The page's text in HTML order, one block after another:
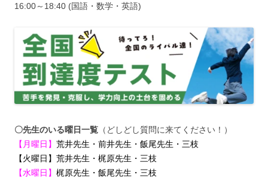
16:00～18:40 (国語・数学・英語)
〇先生のいる曜日一覧 （どしどし質問に来てください！）
【月曜日】 荒井先生・前井先生・飯尾先生・三枝
【火曜日】荒井先生・梶原先生・三枝
【水曜日】 梶原先生・飯尾先生・三枝